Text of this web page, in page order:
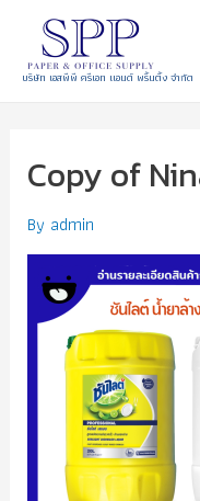
บริษัท เอสพีพี ครีเอท แอนด์ พริ้นติ้ง จำกัด
Copy of
By admin